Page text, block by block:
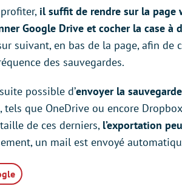
il suffit de rendre sur la page
Google Drive et cocher la case à
suivant, en bas de la page, afin
des sauvegardes.
possible d’envoyer la
, tels que OneDrive ou encore
de ces derniers, l’exportation
un mail est envoyé